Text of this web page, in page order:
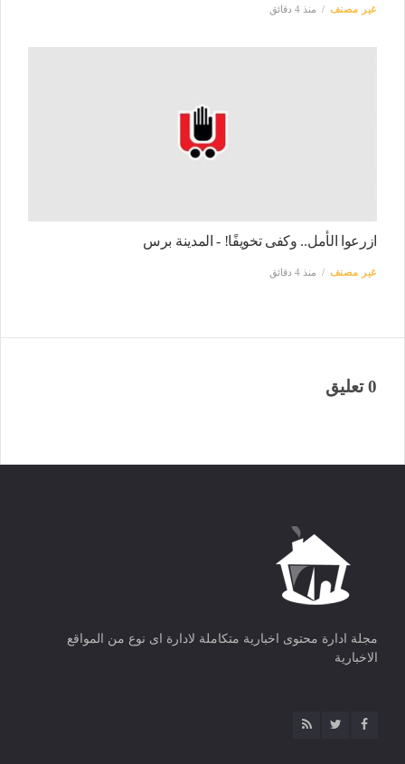
غير مصنف منذ 4 دقائق
ازرعوا الأمل.. وكفى تخويفًا! - المدينة برس
غير مصنف منذ 4 دقائق
0 تعليق
مجلة ادارة محتوى اخبارية متكاملة لادارة اى نوع من المواقع
الاخبارية